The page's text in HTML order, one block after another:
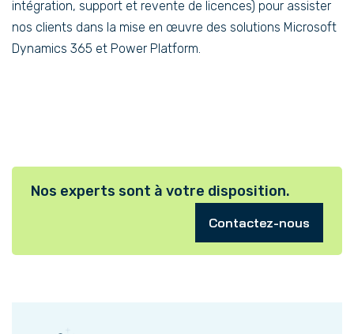
intégration, support et revente de licences) pour assister
nos clients dans la mise en œuvre des solutions Microsoft
Dynamics 365 et Power Platform.
Nos experts sont à votre disposition.
Contactez-nous